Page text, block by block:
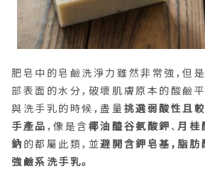
肥皂中的皂鹼洗淨力雖然非常強，但
部表面的水分，破壞肌膚原本的酸鹼
與洗手乳的時候，盡量挑選弱酸性且
手產品 ，像是含椰油醯谷氨酸鉀 、 月桂
鈉 的都屬此類，並避開含鉀皂基，脂
強鹼系洗手乳。